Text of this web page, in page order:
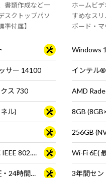
書類作成など一
スクトップパソ
付属】
サー 14100
ス 730
ル)
Wi-Fi 6E( 最大2.4Gbps )対応 IEEE 802.11 ax/ac/a/b/g/n準拠 ＋ Bluetooth 5内蔵
3年間センドバック修理保証・24時間×365日電話サポート
ホームビ
すめなス
ボード・マ
Windows
AMD
8GB
256GB